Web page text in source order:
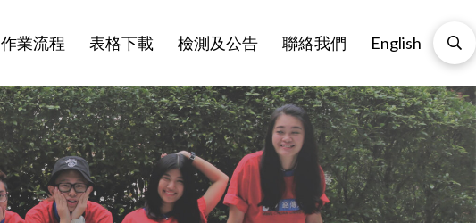
作業流程 表格下載 檢測及公告 聯絡我們 English